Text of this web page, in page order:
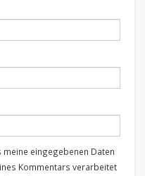
meine eingegebenen Daten
Kommentars verarbeitet